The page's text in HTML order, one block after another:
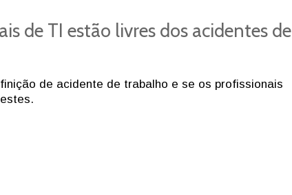
de TI estão livres dos acidentes de
de acidente de trabalho e se os profissionais